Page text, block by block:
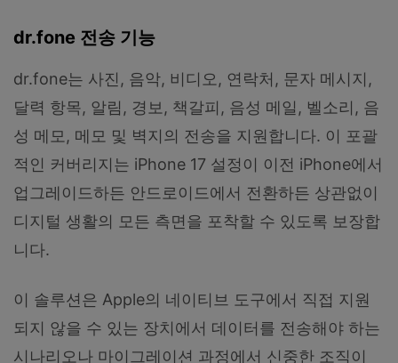
dr.fone 전송 기능
dr.fone는 사진, 음악, 비디오, 연락처, 문자 메시지,
달력 항목, 알림, 경보, 책갈피, 음성 메일, 벨소리, 음
성 메모, 메모 및 벽지의 전송을 지원합니다. 이 포괄
적인 커버리지는 iPhone 17 설정이 이전 iPhone에서
업그레이드하든 안드로이드에서 전환하든 상관없이
디지털 생활의 모든 측면을 포착할 수 있도록 보장합
니다.
이 솔루션은 Apple의 네이티브 도구에서 직접 지원
되지 않을 수 있는 장치에서 데이터를 전송해야 하는
시나리오나 마이그레이션 과정에서 신중한 조직이